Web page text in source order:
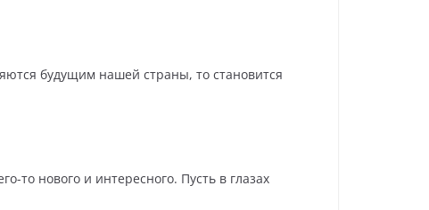
будущим нашей страны, то становится
нового и интересного. Пусть в глазах